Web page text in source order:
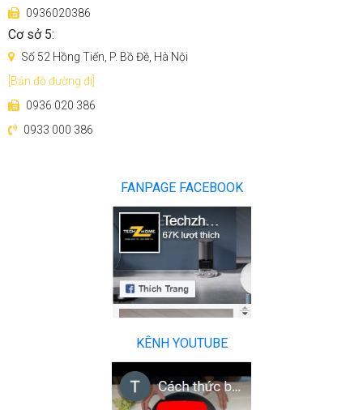
0936020386
Cơ sở 5:
Số 52 Hồng Tiến, P. Bồ Đề, Hà Nội
[Bản đồ đường đi]
0936 020 386
0933 000 386
FANPAGE FACEBOOK
KÊNH YOUTUBE